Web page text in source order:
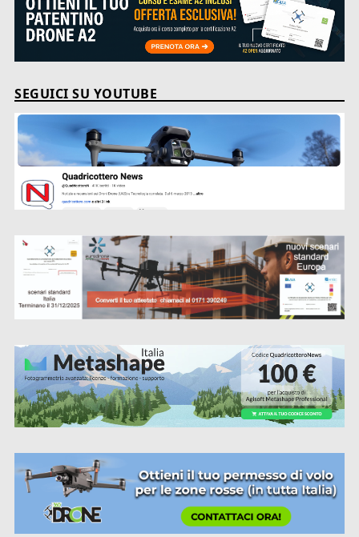
SEGUICI SU YOUTUBE